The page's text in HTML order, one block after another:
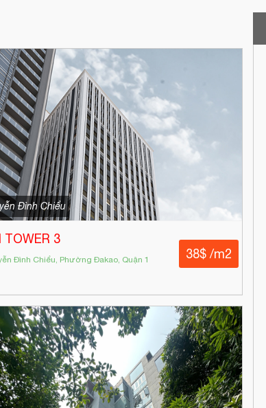
Đình Chiểu
TOWER 3
Đình Chiểu, Phường Đakao, Quận 1 38$ /m2